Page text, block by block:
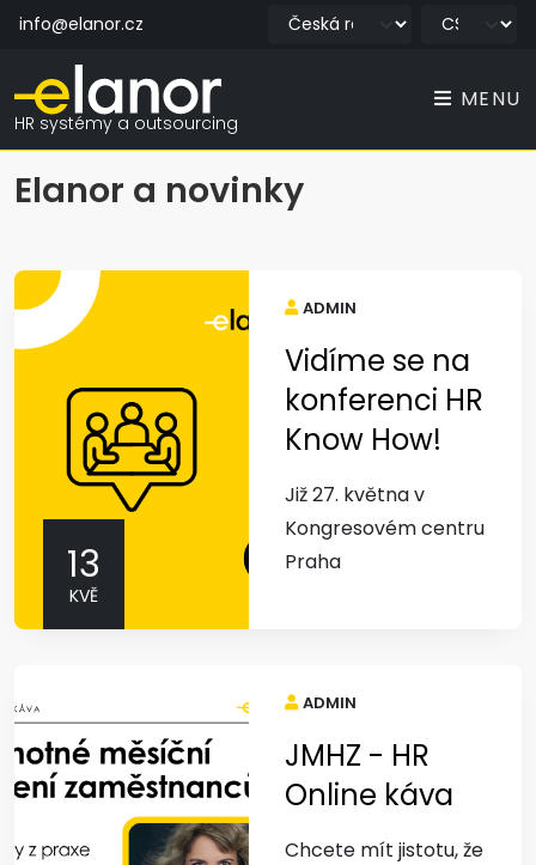
info@elanor.cz
HR systémy a outsourcing
MENU
Elanor a novinky
13
KVĚ
ADMIN
Vidíme se na
konferenci HR
Know How!
Již 27. května v
Kongresovém centru
Praha
ADMIN
JMHZ - HR
Online káva
Chcete mít jistotu, že